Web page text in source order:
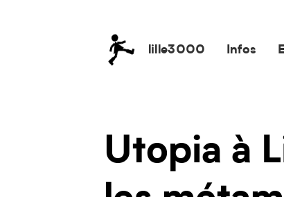
lille3000 Infos
Utopia à